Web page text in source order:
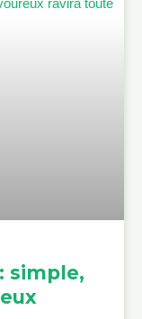
simple,